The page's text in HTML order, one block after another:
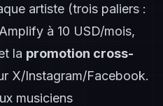
artiste (trois paliers :
à 10 USD/mois,
la promotion cross-
X/Instagram/Facebook.
musiciens